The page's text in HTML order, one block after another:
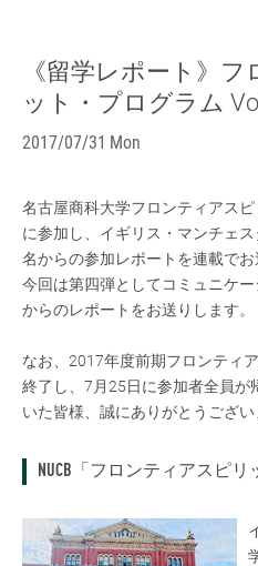
《留学レポート》
ット・プログラム
2017/07/31 Mon
名古屋商科大学フロンティアスピ
に参加し、イギリス・マンチェ
名からの参加レポートを連載でお
今回は第四弾としてコミュニケ
からのレポートをお送りします。
なお、2017年度前期フロンティ
終了し、7月25日に参加者全員が
いた皆様、誠にありがとうござい
NUCB「フロンティアスピ